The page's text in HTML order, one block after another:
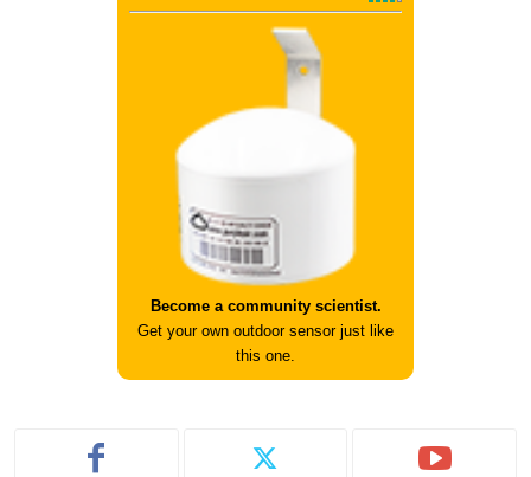
Become a community scientist.
Get your own outdoor sensor just like
this one.